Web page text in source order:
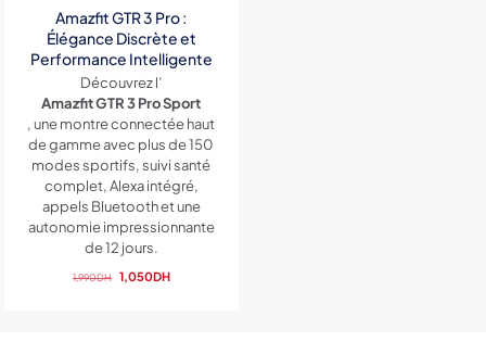
Amazfit GTR 3 Pro :
Élégance Discrète et
Performance Intelligente
Découvrez l’
Amazfit GTR 3 Pro Sport
, une montre connectée haut
de gamme avec plus de 150
modes sportifs, suivi santé
complet, Alexa intégré,
appels Bluetooth et une
autonomie impressionnante
de 12 jours.
1,990DH
Le
1,050DHLe